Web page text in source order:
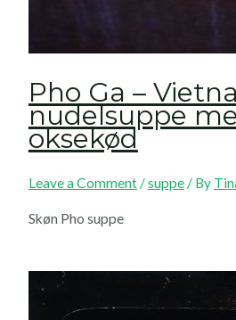
Pho Ga –
nudelsuppe
oksekød
Leave a Comment /suppe/ By
Skøn Pho suppe